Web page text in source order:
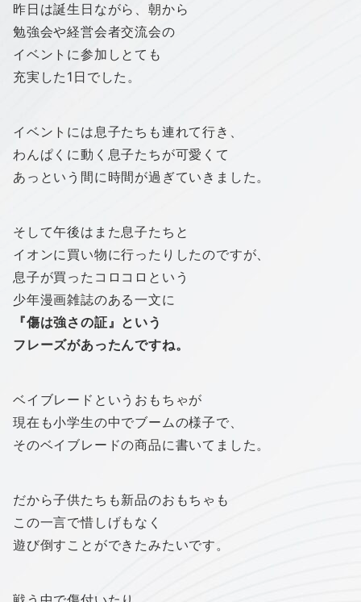
昨日は誕生日ながら、朝から
勉強会や経営会者交流会の
イベントに参加しとても
充実した1日でした。
イベントには息子たちも連れて行き、
わんぱくに動く息子たちが可愛くて
あっという間に時間が過ぎていきました。
そして午後はまた息子たちと
イオンに買い物に行ったりしたのですが、
息子が買ったコロコロという
少年漫画雑誌のある一文に
『傷は強さの証』という
フレーズがあったんですね。
ベイブレードというおもちゃが
現在も小学生の中でブームの様子で、
そのベイブレードの商品に書いてました。
だから子供たちも新品のおもちゃも
この一言で惜しげもなく
遊び倒すことができたみたいです。